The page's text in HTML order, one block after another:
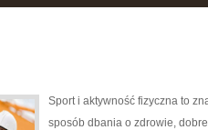
Sport i aktywność fizyczna to
sposób dbania o zdrowie,